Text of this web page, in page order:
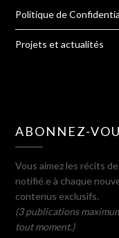
Politique de
Projets et actualités
ABONNEZ-
Vous aimez les récits
notifié.e à chaque
contenus exclusifs.
(3 publications
tout moment.)